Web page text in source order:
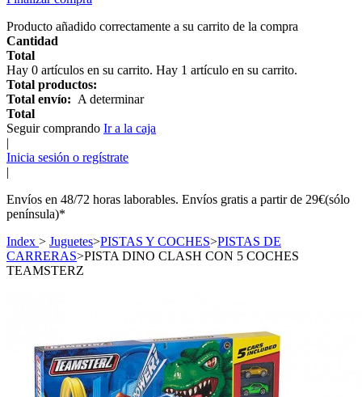
Producto añadido correctamente a su carrito de la compra
Cantidad
Total
Hay 0 artículos en su carrito. Hay 1 artículo en su carrito.
Total productos:
Total envío: A determinar
Total
Seguir comprando Ir a la caja
|
Inicia sesión o regístrate
|
Envíos en 48/72 horas laborables. Envíos gratis a partir de 29€(sólo
península)*
Index > Juguetes>PISTAS Y COCHES>PISTAS DE
CARRERAS>PISTA DINO CLASH CON 5 COCHES
TEAMSTERZ